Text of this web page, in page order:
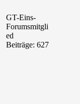
GT-Eins-
Forumsmitgli
ed
Beiträge: 627